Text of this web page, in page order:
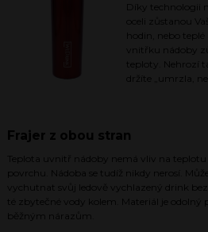
Díky technologii
oceli zůstanou
hodin, nebo teplé
vnitřku nádoby
teploty. Nehrozí
držíte „umrzla,
Frajer z obou stran
Teplota uvnitř nádoby nemá vliv na teplotu
povrchu. Nádoba se tudíž nikdy nerosí.
vychutnat svůj ledově vychlazený drink bez
té zbytečné vody kolem. Materiál je odolný
běžným nárazům.